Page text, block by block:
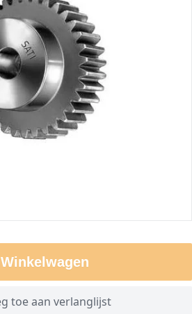
toe aan verlanglijst